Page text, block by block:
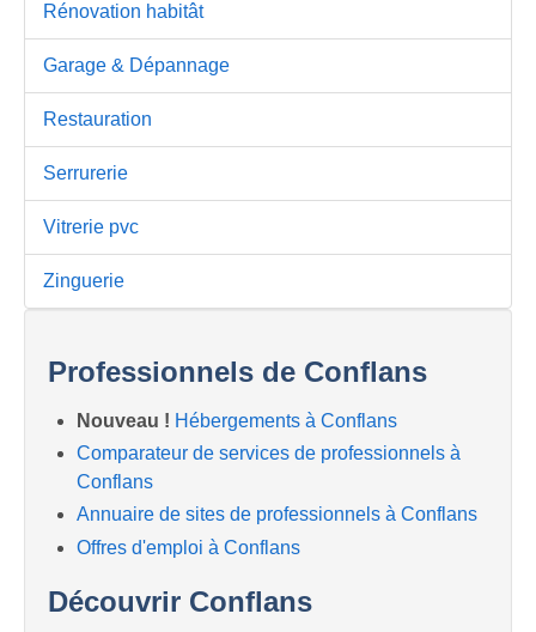
Rénovation habitât
Garage & Dépannage
Restauration
Serrurerie
Vitrerie pvc
Zinguerie
Professionnels de Conflans
Nouveau ! Hébergements à Conflans
Comparateur de services de professionnels à
Conflans
Annuaire de sites de professionnels à Conflans
Offres d'emploi à Conflans
Découvrir Conflans